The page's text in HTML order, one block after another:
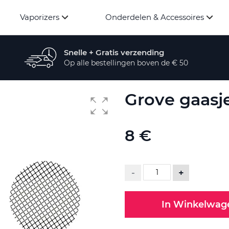
Vaporizers Onderdelen & Accessoires
Snelle + Gratis verzending
Op alle bestellingen boven de € 50
Grove
8 €
- +
In